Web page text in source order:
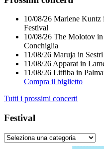
10/08/26 Marlene Kuntz
Festival
10/08/26 The Molotov in
Conchiglia
11/08/26 Maruja in
11/08/26 Apparat in
11/08/26 Litfiba in
Compra il biglietto
Tutti i prossimi concerti
Festival